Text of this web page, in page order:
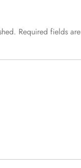
Required fields